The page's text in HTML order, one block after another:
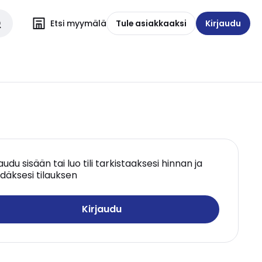
Etsi myymälä Tule asiakkaaksi Kirjaudu
sisään tai luo tili tarkistaaksesi hinnan ja
tilauksen
Kirjaudu